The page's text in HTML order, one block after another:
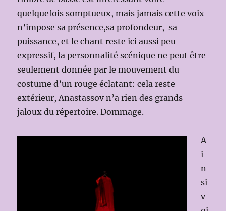
quelquefois somptueux, mais jamais cette voix
n’impose sa présence,sa profondeur, sa
puissance, et le chant reste ici aussi peu
expressif, la personnalité scénique ne peut être
seulement donnée par le mouvement du
costume d’un rouge éclatant: cela reste
extérieur, Anastassov n’a rien des grands
jaloux du répertoire. Dommage.
A
i
n
si
v